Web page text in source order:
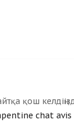
қош
chat avis